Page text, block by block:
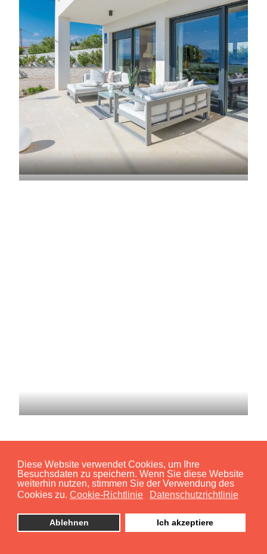
Diese Website verwendet Cookies, um Ihre
Besuchsdaten zu speichern. Wenn Sie diese Website
weiterhin nutzen, stimmen Sie der Verwendung des
Cookies zu. Cookie-Richtlinie Datenschutzrichtlinie
Ablehnen Ich akzeptiere